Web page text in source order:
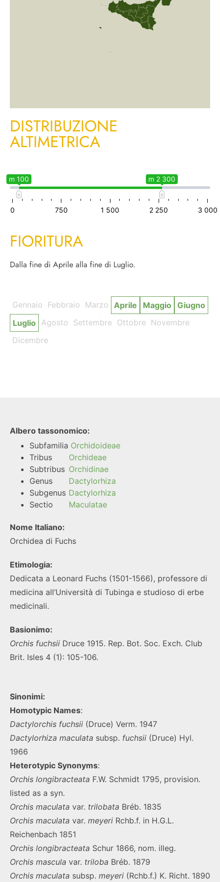
Albero tassonomico:
Subfamilia Orchidoideae
Tribus
Orchideae
Subtribus Orchidinae
Genus
Dactylorhiza
Subgenus Dactylorhiza
Sectio
Maculatae
Nome Italiano:
Orchidea di Fuchs
Etimologia:
Dedicata a Leonard Fuchs (1501-1566), professore di
medicina all’Università di Tubinga e studioso di erbe
medicinali.
Basionimo:
Orchis fuchsii Druce 1915. Rep. Bot. Soc. Exch. Club
Brit. Isles 4 (1): 105-106.
Sinonimi:
Homotypic Names:
Dactylorchis fuchsii (Druce) Verm. 1947
Dactylorhiza maculata subsp. fuchsii (Druce) Hyl.
1966
Heterotypic Synonyms:
Orchis longibracteata F.W. Schmidt 1795, provision.
listed as a syn.
Orchis maculata var. trilobata Bréb. 1835
Orchis maculata var. meyeri Rchb.f. in H.G.L.
Reichenbach 1851
Orchis longibracteata Schur 1866, nom. illeg.
Orchis mascula var. triloba Bréb. 1879
Orchis maculata subsp. meyeri (Rchb.f.) K. Richt. 1890
DISTRIBUZIONE
ALTIMETRICA
m 100 m 2 300
0 750 1 500 2 250 3 000
FIORITURA
Dalla fine di Aprile alla fine di Luglio.
Gennaio Febbraio Marzo Aprile Maggio
Giugno
Luglio
Agosto Settembre Ottobre Novembre
Dicembre